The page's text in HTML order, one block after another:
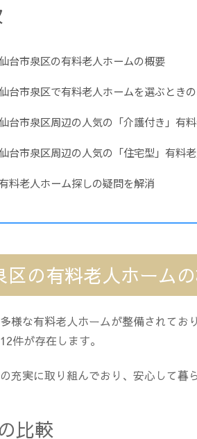
仙台市泉区の有料老人ホームの概要
仙台市泉区で有料老人ホームを選ぶとき
仙台市泉区周辺の人気の「介護付き」有
仙台市泉区周辺の人気の「住宅型」有料
料老人ホーム探しの疑問を解消
区の有料老人ホーム
様な有料老人ホームが整備されてお
件が存在します。
充実に取り組んでおり、安心して暮
比較